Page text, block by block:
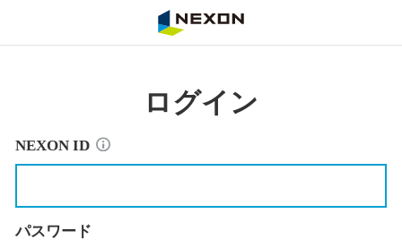
ログイン
NEXON ID
パスワード